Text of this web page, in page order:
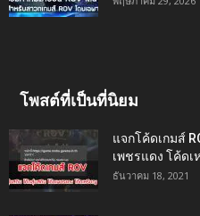
โพสต์ที่เป็นที่นิยม
แจกโค้ดเกมส์
เพชรแดง โค้ด
ธันวาคม 18, 2021